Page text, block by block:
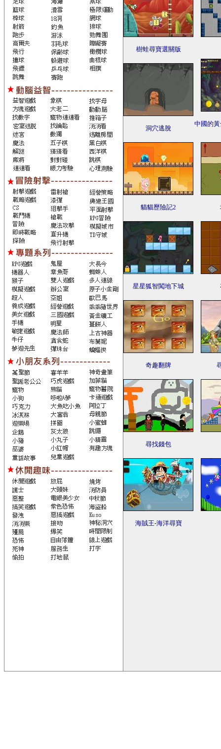
樹蛙尋寶選關版
洞穴逃脫
中國的
貓貓歷險記2
星星狐智闖地下城
奇趣翻牌
尋找錢包
海賊王-海洋尋寶